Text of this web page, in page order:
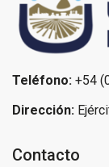
Teléfono: +54
Dirección:
Contacto